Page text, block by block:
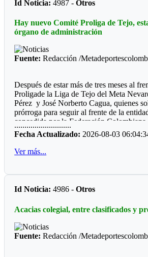
garaje donde tienen sus jaulas, puedo
lo que me permite crear un ambiente
en el que pueden invernar fácilmente”,
Fuentes: Diario Marca/España-Diario El
y bronce en gilam (es tapete o colchoneta
combates).
Id Noticia: 4987 -Otros
Hay nuevo Comité Proliga de Tejo,
órgano de administración
Fuente: Redacción /
Después de estar más de tres meses al
Proligade la Liga de Tejo del Meta
Pérez y José Norberto Cagua, quienes
prórroga para seguir al frente de la
concedida por la Federación
nombrar un nuevo Comité Proliga.
Uno de los integrantes del anterior
lacónicamente, que en vez de recibir
ver elección del nuevo órgano de
organismo deportivo.
En la junta directiva, se anuncia la
Cárdenas, quien podría ser el nuevo
............................
Fecha Actualizado: 2026-08-03
Ver más...
Id Noticia: 4986 -Otros
Acacias colegial, entre clasificados y
Fuente: Redacción /